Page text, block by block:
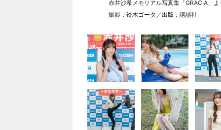
赤井沙希メモリアル写真集「GRACIA」よ
撮影：鈴木ゴータ／出版：講談社